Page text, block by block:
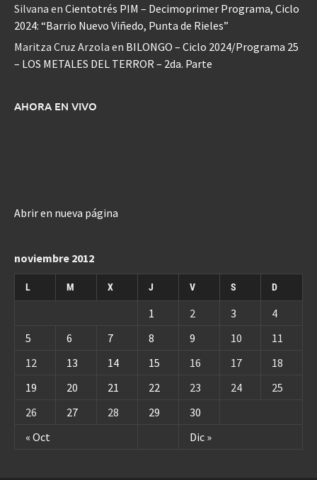
Silvana en Cientotrés PIM – Decimoprimer Programa, Ciclo
2024: “Barrio Nuevo Viñedo, Punta de Rieles”
Maritza Cruz Arzola en BILONGO – Ciclo 2024/Programa 25
– LOS METALES DEL TERROR – 2da. Parte
AHORA EN VIVO
Abrir en nueva página
noviembre 2012
L M X J V S D
« Oct Dic »
1 2 3
4
5
6 7 8 9 10
11
12
13 14 15 16 17
18
19
20 21 22 23 24
25
26
27 28 29 30